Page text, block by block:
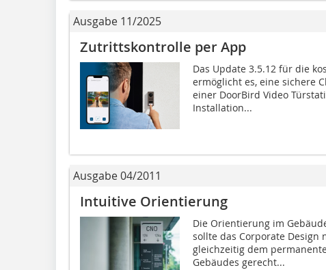
Ausgabe 11/2025
Zutrittskontrolle per App
Das Update 3.5.12 für die
ermöglicht es, eine sichere
einer DoorBird Video
Installation...
Ausgabe 04/2011
Intuitive Orientierung
Die Orientierung im
sollte das Corporate
gleichzeitig dem
Gebäudes gerecht...